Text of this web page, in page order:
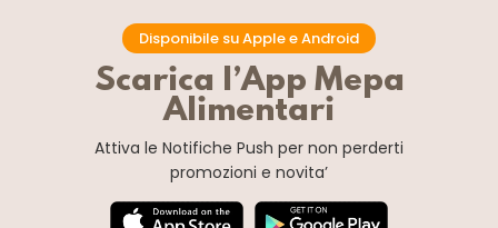
Disponibile su Apple e Android
Scarica l’App Mepa
Alimentari
Attiva le Notifiche Push per non perderti
promozioni e novita’